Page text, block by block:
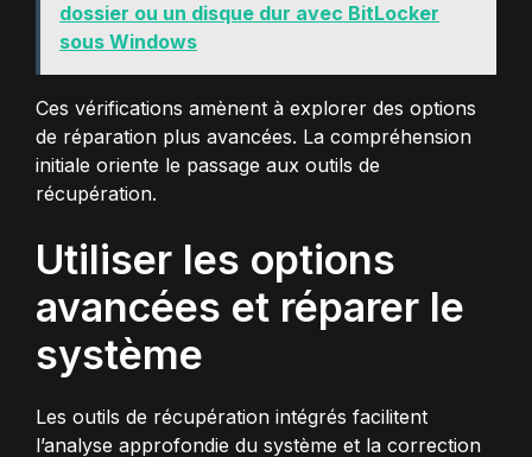
dossier ou un disque dur avec BitLocker
sous Windows
Ces vérifications amènent à explorer des options
de réparation plus avancées. La compréhension
initiale oriente le passage aux outils de
récupération.
Utiliser les options
avancées et réparer le
système
Les outils de récupération intégrés facilitent
l’analyse approfondie du système et la correction